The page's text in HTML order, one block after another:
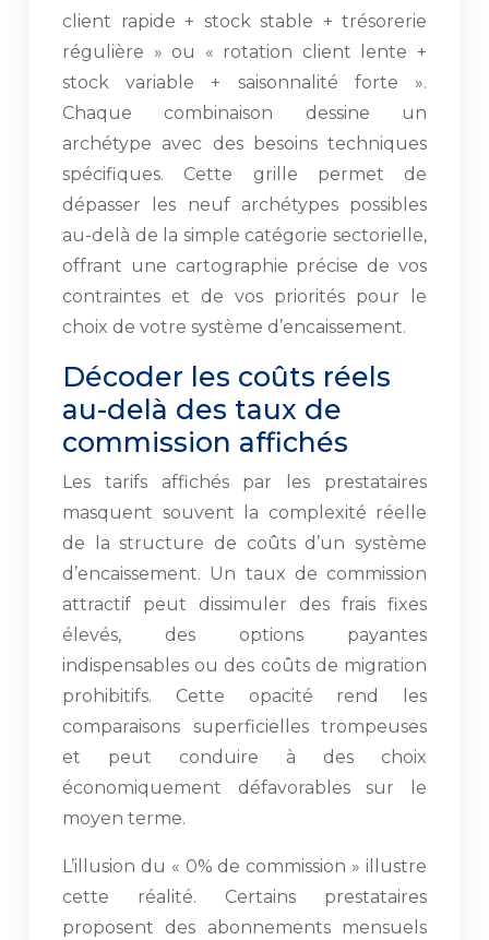
client rapide + stock stable + trésorerie
régulière » ou « rotation client lente +
stock variable + saisonnalité forte ».
Chaque combinaison dessine un
archétype avec des besoins techniques
spécifiques. Cette grille permet de
dépasser les neuf archétypes possibles
au-delà de la simple catégorie sectorielle,
offrant une cartographie précise de vos
contraintes et de vos priorités pour le
choix de votre système d’encaissement.
Décoder les coûts réels
au-delà des taux de
commission affichés
Les tarifs affichés par les prestataires
masquent souvent la complexité réelle
de la structure de coûts d’un système
d’encaissement. Un taux de commission
attractif peut dissimuler des frais fixes
élevés, des options payantes
indispensables ou des coûts de migration
prohibitifs. Cette opacité rend les
comparaisons superficielles trompeuses
et peut conduire à des choix
économiquement défavorables sur le
moyen terme.
L’illusion du « 0% de commission » illustre
cette réalité. Certains prestataires
proposent des abonnements mensuels